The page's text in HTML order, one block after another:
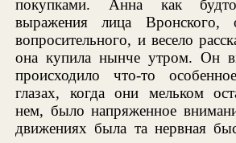
покупками. Анна как
выражения лица Вронского,
вопросительного, и весело
она купила нынче утром. Он
происходило что-то
глазах, когда они мельком
нем, было напряженное
движениях была та нервная